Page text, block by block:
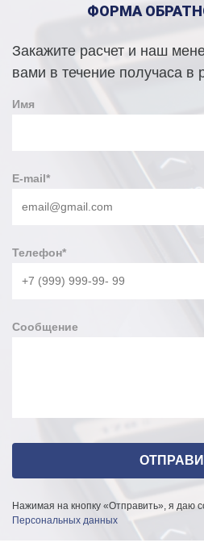
ФОРМА
Закажите расчет и наш
вами в течение получаса в
Имя
E-mail*
Телефон*
Сообщение
Нажимая на кнопку «Отправить», я даю
Персональных данных